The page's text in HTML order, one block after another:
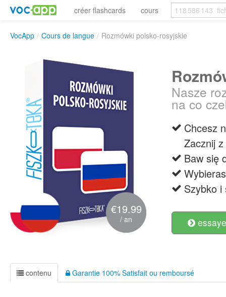
créer flashcards cours
VocApp / Cours de langue / Rozmówki polsko-rosyjskie
€19.99
/ an
Nasze
na co
Chcesz
Zacznij
Baw się
Szybko
contenu Garantie 100% Satisfait ou remboursé